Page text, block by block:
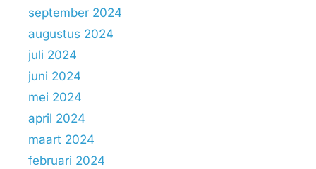
september 2024
augustus 2024
juli 2024
juni 2024
mei 2024
april 2024
maart 2024
februari 2024